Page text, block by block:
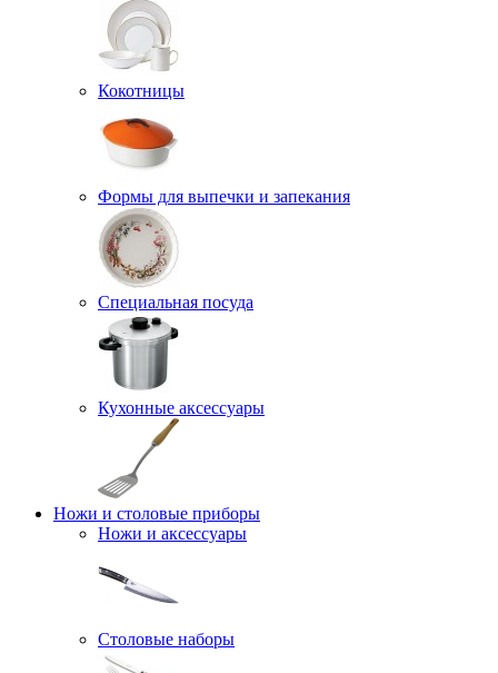
Кокотницы
Формы для выпечки и запекания
Специальная посуда
Кухонные аксессуары
Ножи и столовые приборы
Ножи и аксессуары
Столовые наборы